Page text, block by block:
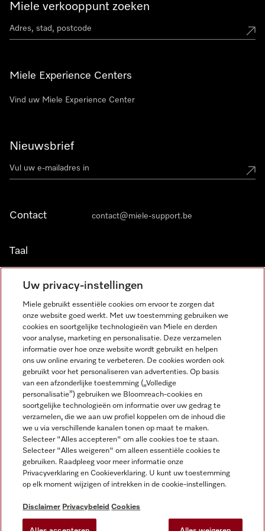
Miele verkooppunt zoeken
Miele Experience Centers
Vind uw Miele Experience Center
Nieuwsbrief
Contact contact@miele-support.be
Taal
NEDERLANDS
Wettelijke Informatie
Algemene voorwaarden
Privacybeleid
Gebruiksvoorwaarden
Toegankelijkheidsverklaring
Digital Services Act
Miele op Facebook
Miele op Youtube
Miele op Instagram
Miele op Pinterest
Uw privacy-instellingen
Miele gebruikt essentiële cookies om ervoor te zorgen dat
onze website goed werkt. Met uw toestemming gebruiken we
cookies en soortgelijke technologieën van Miele en derden
voor analyse, marketing en personalisatie. Deze verzamelen
informatie over hoe onze website wordt gebruikt en helpen
ons uw online ervaring te verbeteren. De cookies worden ook
gebruikt voor het personaliseren van advertenties. Op basis
van een afzonderlijke toestemming („Volledige
personalisatie”) gebruiken we Bloomreach-cookies en
soortgelijke technologieën om informatie over uw gedrag te
verzamelen, die we aan uw profiel koppelen om de inhoud die
we u via verschillende kanalen tonen op maat te maken.
Selecteer "Alles accepteren" om alle cookies toe te staan.
Selecteer "Alles weigeren" om alleen essentiële cookies te
gebruiken. Raadpleeg voor meer informatie onze
Privacyverklaring en Cookieverklaring. U kunt uw toestemming
op elk moment wijzigen of intrekken in de cookie-instellingen.
Disclaimer Privacybeleid Cookies